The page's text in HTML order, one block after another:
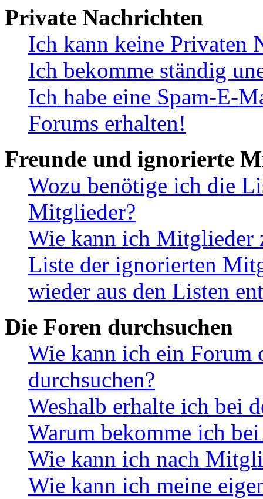
Private Nachrichten
Ich kann keine Privaten
Ich bekomme ständig
Ich habe eine Spam-E-
Forums erhalten!
Freunde und ignorierte
Wozu benötige ich die
Mitglieder?
Wie kann ich Mitglieder
Liste der ignorierten
wieder aus den Listen
Die Foren durchsuchen
Wie kann ich ein Forum
durchsuchen?
Weshalb erhalte ich bei
Warum bekomme ich
Wie kann ich nach
Wie kann ich meine